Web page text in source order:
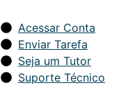
Acessar Conta
Enviar Tarefa
Seja um Tutor
Suporte Técnico